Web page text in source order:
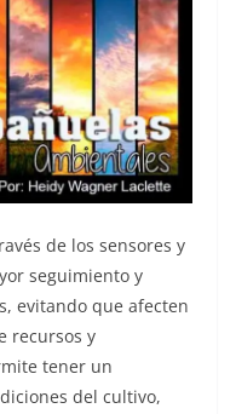
de los sensores y
seguimiento y
evitando que afecten
recursos y
tener un
del cultivo,